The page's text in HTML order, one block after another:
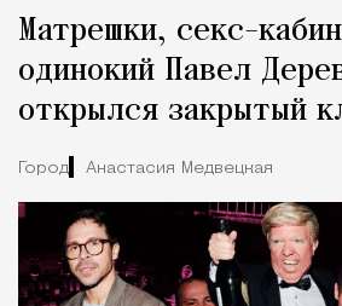
Матрешки, секс-
одинокий Павел
открылся закрытый
Город Анастасия Медвецкая